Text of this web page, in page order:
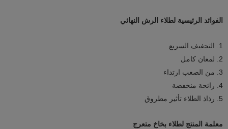
الفوائد الرئيسية لطلاء الرش النهائي
1. التجفيف السريع
2. لمعان كامل
3. من الصعب ارتداء
4. رائحة منخفضة
5. رذاذ الطلاء تأثير مطروق
معلمة المنتج لطلاء بخاخ متعرج